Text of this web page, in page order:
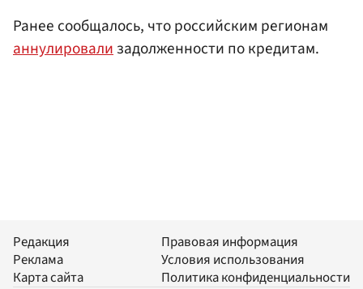
Ранее сообщалось, что российским регионам
аннулировализадолженности по кредитам.
Редакция
Реклама
Карта сайта
Правовая информация
Условия использования
Политика конфиденциальности